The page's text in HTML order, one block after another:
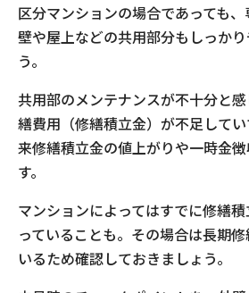
区分マンションの場合であっても
壁や屋上などの共用部分もしっか
う。
共用部のメンテナンスが不十分と
繕費用（修繕積立金）が不足して
来修繕積立金の値上がりや一時金
す。
マンションによってはすでに修繕
っていることも。その場合は長期
いるため確認しておきましょう。